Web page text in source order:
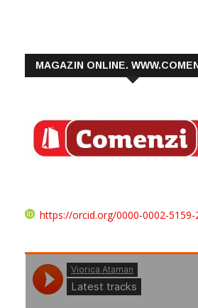
MAGAZIN ONLINE.
https://orcid.org/0000-0002-5159-